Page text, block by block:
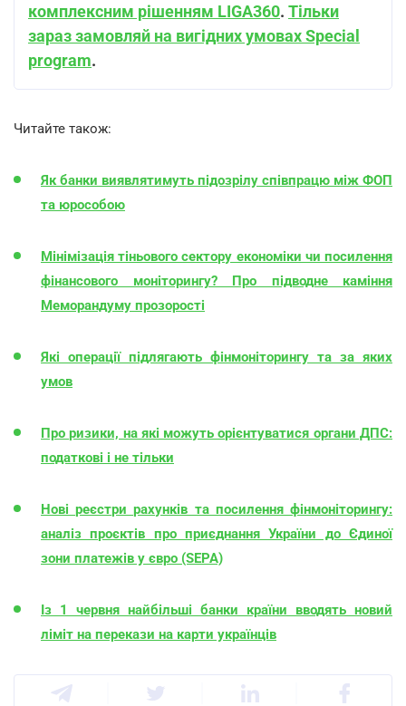
комплексним рішенням LIGA360. Тільки
зараз замовляй на вигідних умовах Special
program.
Читайте також:
Як банки виявлятимуть підозрілу співпрацю між ФОП
та юрособою
Мінімізація тіньового сектору економіки чи посилення
фінансового моніторингу? Про підводне каміння
Меморандуму прозорості
Які операції підлягають фінмоніторингу та за яких
умов
Про ризики, на які можуть орієнтуватися органи ДПС:
податкові і не тільки
Нові реєстри рахунків та посилення фінмоніторингу:
аналіз проєктів про приєднання України до Єдиної
зони платежів у євро (SEPA)
Із 1 червня найбільші банки країни вводять новий
ліміт на перекази на карти українців